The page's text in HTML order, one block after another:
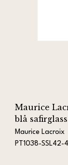
Maurice
blå
Maurice Lacroix
PT1038-SSL42-